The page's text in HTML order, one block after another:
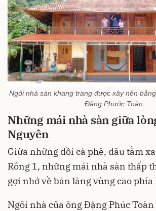
Ngôi nhà sàn khang trang được xây nên
Đặng Phước Toàn
Những mái nhà sàn giữa
Nguyên
Giữa những đồi cà phê, dâu tằm
Rông 1, những mái nhà sàn thấp
gợi nhớ về bản làng vùng cao phía
Ngôi nhà của ông Đặng Phúc